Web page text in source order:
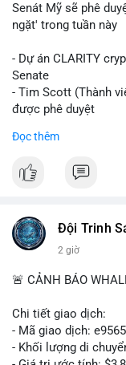
Senát Mỹ sẽ phê
ngặt' trong tuần này
- Dự án CLARITY
Senate
- Tim Scott (Thành
được phê duyệt
trình
#vlikevn #titanbot
Đọc thêm
Đội Trinh
2 giờ
🚨 CẢNH BÁO
Chi tiết giao dịch:
- Mã giao dịch:
- Khối lượng di